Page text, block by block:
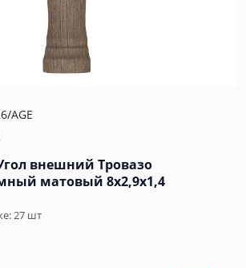
AGE
внешний Тровазо
матовый 8x2,9x1,4
27 шт